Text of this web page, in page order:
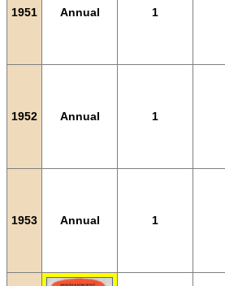
1951 Annual 1
1952 Annual 1
1953 Annual 1